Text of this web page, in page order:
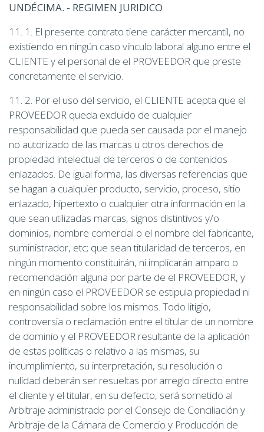
UNDÉCIMA. - REGIMEN JURIDICO
11. 1. El presente contrato tiene carácter mercantil, no
existiendo en ningún caso vínculo laboral alguno entre el
CLIENTE y el personal de el PROVEEDOR que preste
concretamente el servicio.
11. 2. Por el uso del servicio, el CLIENTE acepta que el
PROVEEDOR queda excluido de cualquier
responsabilidad que pueda ser causada por el manejo
no autorizado de las marcas u otros derechos de
propiedad intelectual de terceros o de contenidos
enlazados. De igual forma, las diversas referencias que
se hagan a cualquier producto, servicio, proceso, sitio
enlazado, hipertexto o cualquier otra información en la
que sean utilizadas marcas, signos distintivos y/o
dominios, nombre comercial o el nombre del fabricante,
suministrador, etc; que sean titularidad de terceros, en
ningún momento constituirán, ni implicarán amparo o
recomendación alguna por parte de el PROVEEDOR, y
en ningún caso el PROVEEDOR se estipula propiedad ni
responsabilidad sobre los mismos. Todo litigio,
controversia o reclamación entre el titular de un nombre
de dominio y el PROVEEDOR resultante de la aplicación
de estas políticas o relativo a las mismas, su
incumplimiento, su interpretación, su resolución o
nulidad deberán ser resueltas por arreglo directo entre
el cliente y el titular, en su defecto, será sometido al
Arbitraje administrado por el Consejo de Conciliación y
Arbitraje de la Cámara de Comercio y Producción de